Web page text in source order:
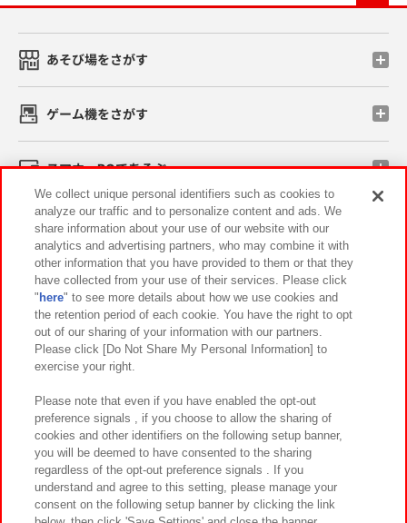
あそび場をさがす
ゲーム機をさがす
スマホ・PCであそぶ
イベント・キャンペーン
関連会社 サステナビリティ サイトポリシー
プライバシーポリシー ウェブアクセシビリティ方針と検証結果
お取引先さまとともに
カスタマーハラスメント対応方針 よくあるご質問・お問い合わせ
We collect unique personal identifiers such as cookies to
analyze our traffic and to personalize content and ads. We
share information about your use of our website with our
analytics and advertising partners, who may combine it with
other information that you have provided to them or that they
have collected from your use of their services. Please click
" here" to see more details about how we use cookies and
the retention period of each cookie. You have the right to opt
out of our sharing of your information with our partners.
Please click [Do Not Share My Personal Information] to
exercise your right.
Please note that even if you have enabled the opt-out
preference signals , if you choose to allow the sharing of
cookies and other identifiers on the following setup banner,
you will be deemed to have consented to the sharing
regardless of the opt-out preference signals . If you
understand and agree to this setting, please manage your
consent on the following setup banner by clicking the link